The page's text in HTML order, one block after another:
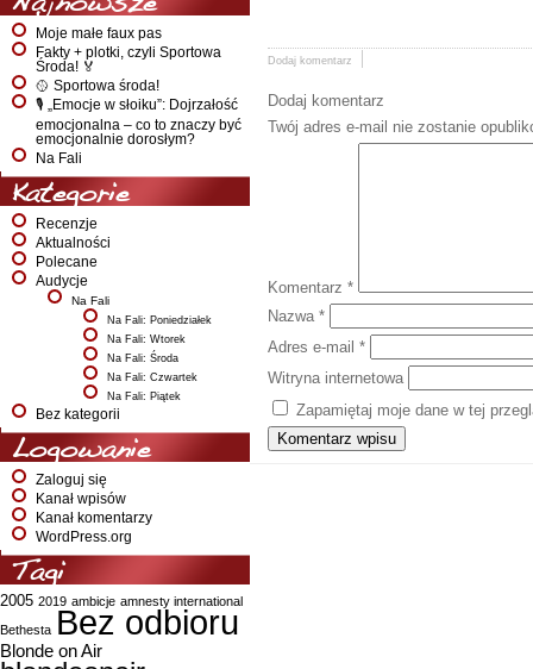
Moje małe faux pas
Fakty + plotki, czyli Sportowa
Środa! 🏅
🥎 Sportowa środa!
🎙️ „Emocje w słoiku”: Dojrzałość
emocjonalna – co to znaczy być
emocjonalnie dorosłym?
Na Fali
Kategorie
Recenzje
Aktualności
Polecane
Audycje
Na Fali
Na Fali: Poniedziałek
Na Fali: Wtorek
Na Fali: Środa
Na Fali: Czwartek
Na Fali: Piątek
Bez kategorii
Logowanie
Zaloguj się
Kanał wpisów
Kanał komentarzy
WordPress.org
Tagi
2005 2019 ambicje amnesty international
Bethesta Bez odbioru
Blonde on Air
Dodaj komentarz
Dodaj komentarz
Twój adres e-mail nie zostanie
Komentarz *
Nazwa *
Adres e-mail *
Witryna internetowa
Zapamiętaj moje dane w tej